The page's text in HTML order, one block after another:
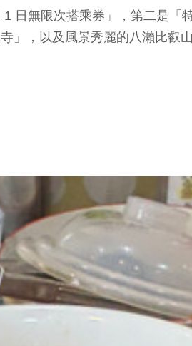
日無限次搭乘券」，第二是
」，以及風景秀麗的八瀨比叡